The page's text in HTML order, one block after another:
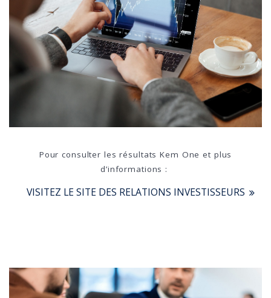
Pour consulter les résultats Kem One et plus
d’informations :
VISITEZ LE SITE DES RELATIONS INVESTISSEURS